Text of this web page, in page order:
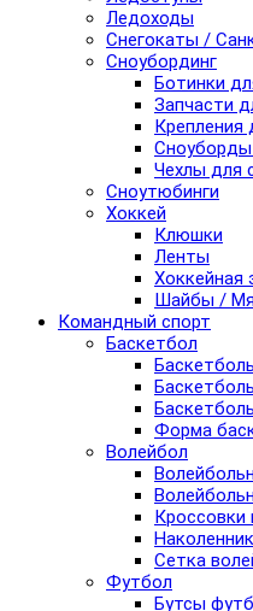
Ледоходы
Снегокаты /
Сноубординг
Ботинки
Запчасти
Крепления
Сноуборды
Чехлы для
Сноутюбинги
Хоккей
Клюшки
Ленты
Хоккейная
Шайбы /
Командный спорт
Баскетбол
Форма
Волейбол
Кроссовки
Сетка
Футбол
Бутсы